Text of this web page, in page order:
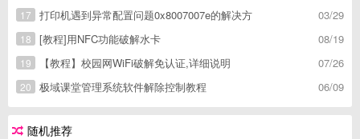
03/29
17
打印机遇到异常配置问题0x8007007e的解决方
08/19
18
[教程]用NFC功能破解水卡
07/26
19
【教程】校园网WiFi破解免认证,详细说明
06/09
20 极域课堂管理系统软件解除控制教程
随机推荐